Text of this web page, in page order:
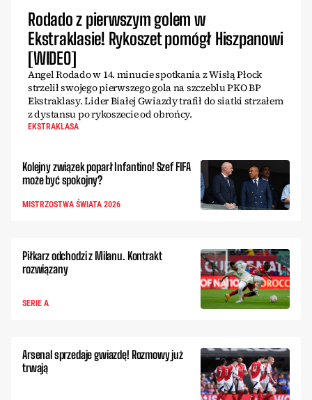
Rodado z pierwszym golem w
Ekstraklasie! Rykoszet pomógł Hiszpanowi
[WIDEO]
Angel Rodado w 14. minucie spotkania z Wisłą Płock
strzelił swojego pierwszego gola na szczeblu PKO BP
Ekstraklasy. Lider Białej Gwiazdy trafił do siatki strzałem
z dystansu po rykoszecie od obrońcy.
EKSTRAKLASA
Kolejny związek poparł Infantino! Szef FIFA
może być spokojny?
MISTRZOSTWA ŚWIATA 2026
Piłkarz odchodzi z Milanu. Kontrakt
rozwiązany
SERIE A
Arsenal sprzedaje gwiazdę! Rozmowy już
trwają